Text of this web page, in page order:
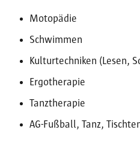
Motopädie
Schwimmen
Kulturtechniken (Lesen,
Ergotherapie
Tanztherapie
AG-Fußball, Tanz,